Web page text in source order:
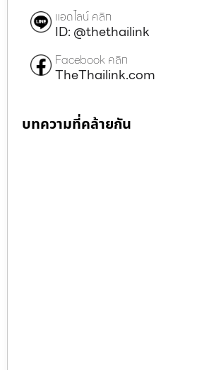
แอดไลน์ คลิก
ID: @thethailink
Facebook คลิก
TheThailink.com
บทความที่คล้ายกัน